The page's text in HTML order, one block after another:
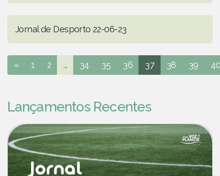
Jornal de Desporto 22-06-23
« 1 2 ... 34 35 36 37 38 39
Lançamentos Recentes